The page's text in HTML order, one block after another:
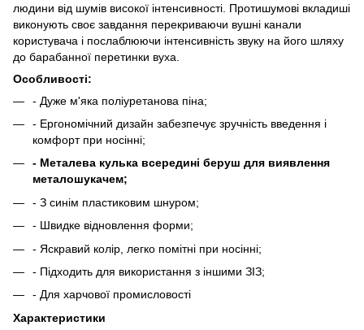
людини від шумів високої інтенсивності. Протишумові вкладиші
виконують своє завдання перекриваючи вушні канали
користувача і послаблюючи інтенсивність звуку на його шляху
до барабанної перетинки вуха.
Особливості:
- Дуже м'яка поліуретанова піна;
- Ергономічний дизайн забезпечує зручність введення і
комфорт при носінні;
- Металева кулька всередині беруш для виявлення
металошукачем;
- З синім пластиковим шнуром;
- Швидке відновлення форми;
- Яскравий колір, легко помітні при носінні;
- Підходить для використання з іншими ЗІЗ;
- Для харчової промисловості
Характеристики